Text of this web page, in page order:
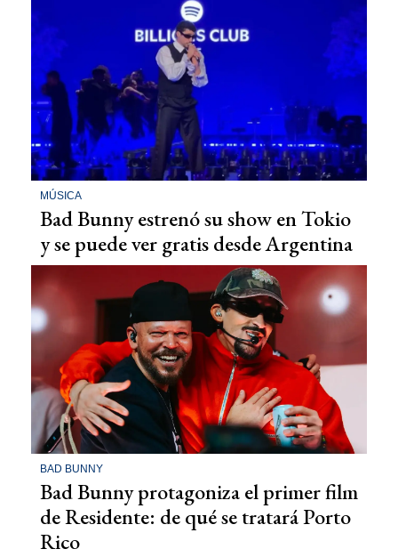
MÚSICA
Bad Bunny estrenó su show en Tokio
y se puede ver gratis desde Argentina
BAD BUNNY
Bad Bunny protagoniza el primer film
de Residente: de qué se tratará Porto
Rico